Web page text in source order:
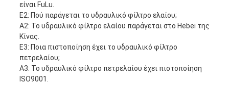
είναι FuLu.
Ε2: Πού παράγεται το υδραυλικό φίλτρο ελαίου;
Α2: Το υδραυλικό φίλτρο ελαίου παράγεται στο Hebei της
Κίνας.
Ε3: Ποια πιστοποίηση έχει το υδραυλικό φίλτρο
πετρελαίου;
Α3: Το υδραυλικό φίλτρο πετρελαίου έχει πιστοποίηση
ISO9001.